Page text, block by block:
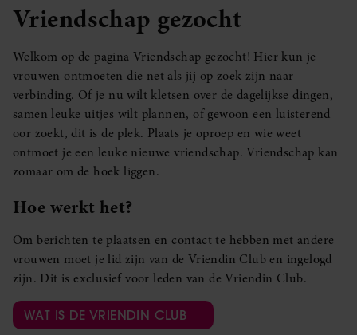
Vriendschap gezocht
Welkom op de pagina Vriendschap gezocht! Hier kun je
vrouwen ontmoeten die net als jij op zoek zijn naar
verbinding. Of je nu wilt kletsen over de dagelijkse dingen,
samen leuke uitjes wilt plannen, of gewoon een luisterend
oor zoekt, dit is de plek. Plaats je oproep en wie weet
ontmoet je een leuke nieuwe vriendschap. Vriendschap kan
zomaar om de hoek liggen.
Hoe werkt het?
Om berichten te plaatsen en contact te hebben met andere
vrouwen moet je lid zijn van de Vriendin Club en ingelogd
zijn. Dit is exclusief voor leden van de Vriendin Club.
WAT IS DE VRIENDIN CLUB